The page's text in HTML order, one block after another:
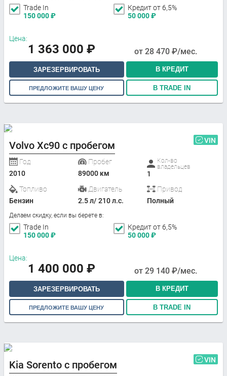
Trade In
150 000₽
Кредит от 6,5%
50 000₽
Цена:
1 363 000 ₽ от 28 470 ₽/мес.
ЗАРЕЗЕРВИРОВАТЬ В КРЕДИТ
ПРЕДЛОЖИТЕ ВАШУ ЦЕНУ В TRADE IN
Volvo Xc90 с пробегом VIN
Год
2010
Пробег
89000 км
Кол-во
владельцев
1
Топливо
Бензин
Двигатель
2.5 л/ 210 л.с.
Привод
Полный
Делаем скидку, если вы берете в:
Trade In
150 000₽
Кредит от 6,5%
50 000₽
Цена:
1 400 000 ₽ от 29 140 ₽/мес.
ЗАРЕЗЕРВИРОВАТЬ В КРЕДИТ
ПРЕДЛОЖИТЕ ВАШУ ЦЕНУ В TRADE IN
Kia Sorento с пробегом VIN